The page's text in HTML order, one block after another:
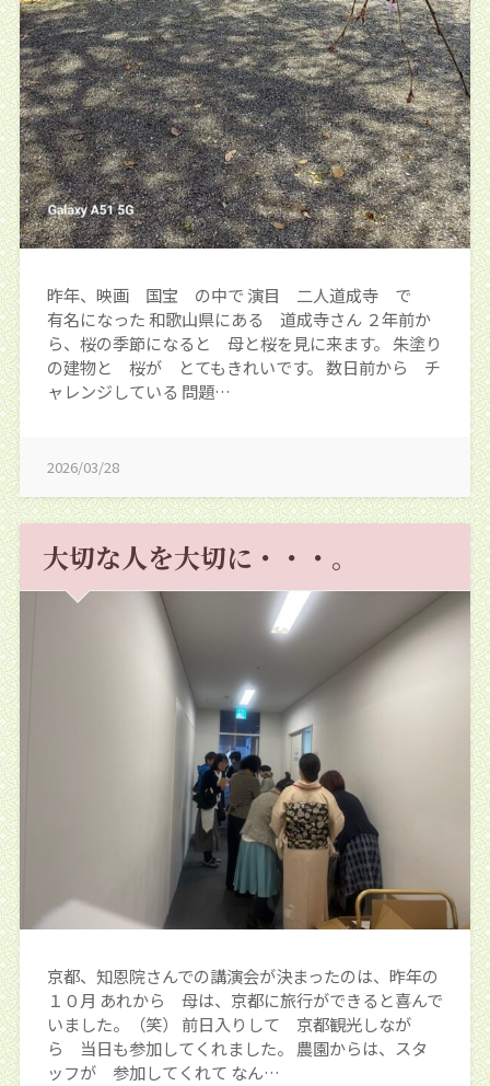
昨年、映画 国宝 の中で 演目 二人道成寺 で
有名になった 和歌山県にある 道成寺さん ２年前か
ら、桜の季節になると 母と桜を見に来ます。 朱塗り
の建物と 桜が とてもきれいです。 数日前から チ
ャレンジしている 問題…
2026/03/28
大切な人を大切に・・・。
京都、知恩院さんでの講演会が決まったのは、昨年の
１０月 あれから 母は、京都に旅行ができると喜んで
いました。（笑） 前日入りして 京都観光しなが
ら 当日も参加してくれました。 農園からは、スタ
ッフが 参加してくれて なん…